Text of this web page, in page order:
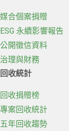
媒合個案捐贈
ESG 永續影響報告
公開徵信資料
治理與財務
回收統計
回收捐贈榜
專案回收統計
五年回收趨勢